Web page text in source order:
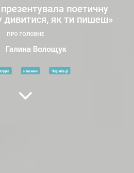
презентувала поетичну
дивитися, як ти пишеш»
ПРО ГОЛОВНЕ
Галина Волощук
новини Чернівці